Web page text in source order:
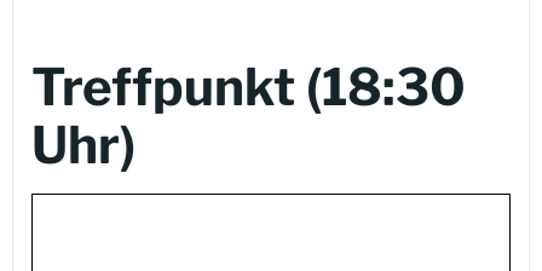
Treffpunkt (18:30
Uhr)